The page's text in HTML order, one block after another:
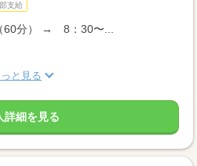
支給
分） → 8：30〜...
っと見る
詳細を見る